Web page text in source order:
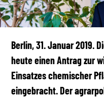
Berlin, 31. Januar 2019.
heute einen Antrag zur
Einsatzes chemischer
eingebracht. Der